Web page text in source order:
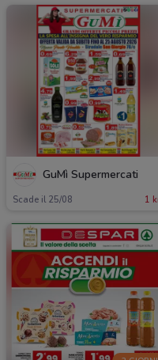
GuMì Supermercati
Scade il 25/08 1